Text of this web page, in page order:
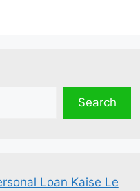
Search
Loan Kaise Le